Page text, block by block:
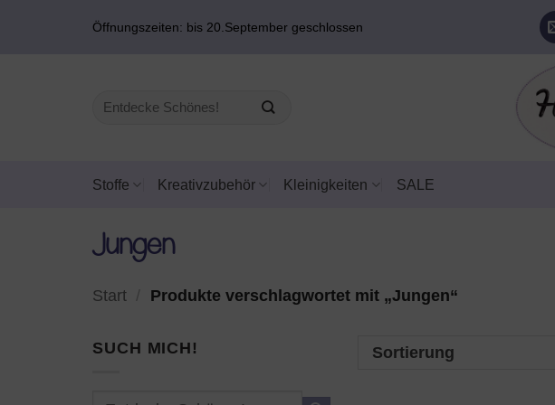
Öffnungszeiten: bis 20.September geschlossen
Suchen
Stoffe Kreativzubehör Kleinigkeiten SALE
Jungen
Start Produkte verschlagwortet mit „Jungen“
SUCH MICH!
Suchen
Sortierung